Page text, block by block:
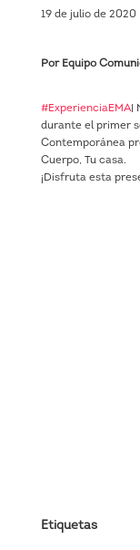
19 de julio de 2020
Por Equipo
#ExperienciaEMA|
durante el primer
Contemporánea
Cuerpo, Tu casa.
¡Disfruta esta
Etiquetas